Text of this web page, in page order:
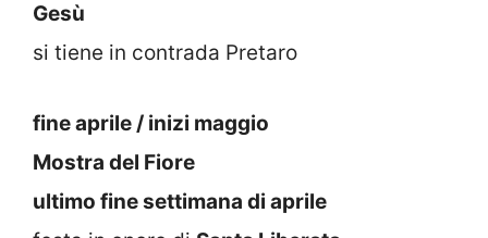
Gesù
si tiene in contrada Pretaro
fine aprile / inizi maggio
Mostra del Fiore
ultimo fine settimana di aprile